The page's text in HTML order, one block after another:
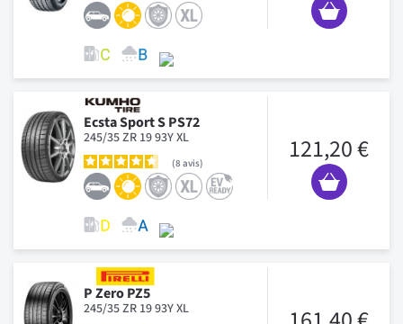
Ecsta Sport S PS72
245/35 ZR 19 93Y XL
8 avis 121,20 €
P Zero PZ5
245/35 ZR 19 93Y XL